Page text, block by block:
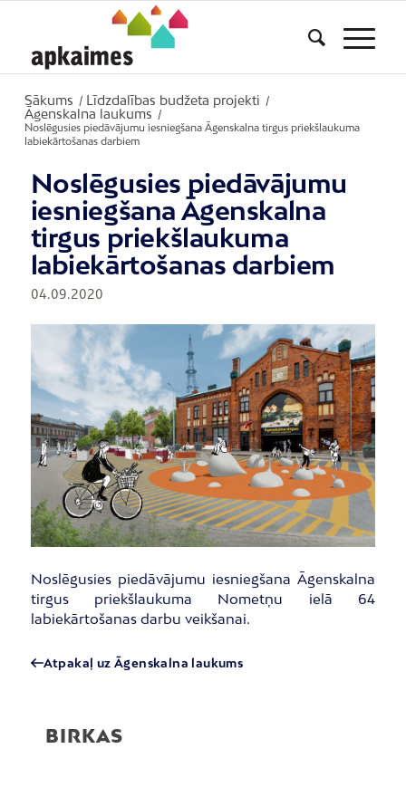
Sākums / Līdzdalības budžeta projekti /
Āgenskalna laukums
/
Noslēgusies piedāvājumu iesniegšana Āgenskalna tirgus priekšlaukuma
labiekārtošanas darbiem
Noslēgusies piedāvājumu
iesniegšana Āgenskalna
tirgus priekšlaukuma
labiekārtošanas darbiem
04.09.2020
Noslēgusies piedāvājumu iesniegšana Āgenskalna
tirgus priekšlaukuma Nometņu ielā 64
labiekārtošanas darbu veikšanai.
Atpakaļ uz Āgenskalna laukums
BIRKAS